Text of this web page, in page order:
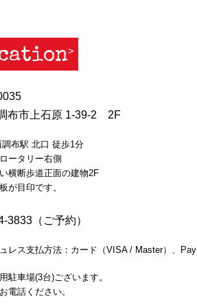
布市上石原 1-39-2 2F
布駅 北口 徒歩1分
ータリー右側
横断歩道正面の建物2F
が目印です。
3833（ご予約）
レス支払方法：カード（VISA / Master）、
駐車場(3台)ございます。
電話ください。